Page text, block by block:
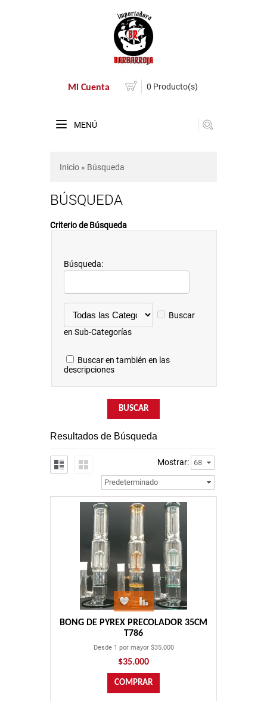
0 Producto(s)
Mi Cuenta
MENÚ
Inicio » Búsqueda
BÚSQUEDA
Criterio de Búsqueda
Búsqueda:
Buscar
en Sub-Categorías
Buscar en también en las
descripciones
Resultados de Búsqueda
Mostrar: 68
Predeterminado
BONG DE PYREX PRECOLADOR 35CM
T786
Desde 1 por mayor $35.000
$35.000